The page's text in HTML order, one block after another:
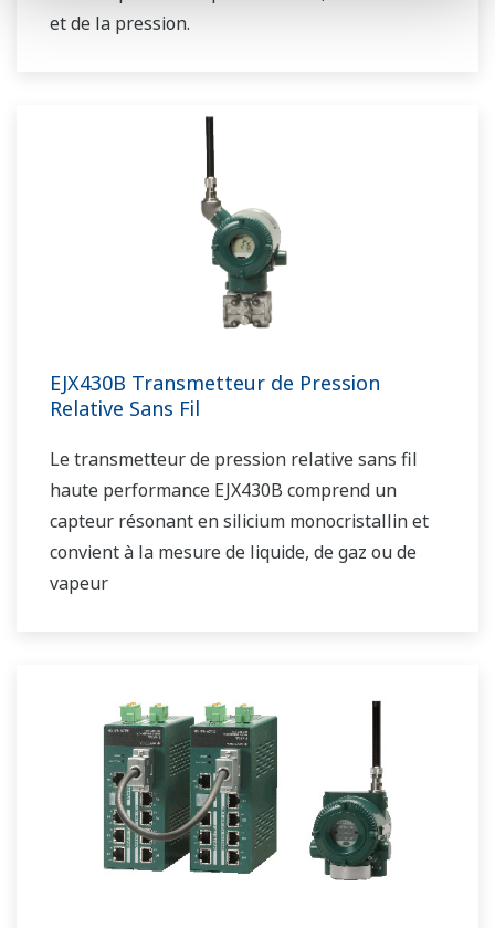
et de la pression.
EJX430B Transmetteur de Pression
Relative Sans Fil
Le transmetteur de pression relative sans fil
haute performance EJX430B comprend un
capteur résonant en silicium monocristallin et
convient à la mesure de liquide, de gaz ou de
vapeur